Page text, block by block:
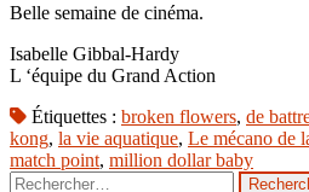
Belle semaine de cinéma.
Isabelle Gibbal-Hardy
L ‘équipe du Grand Action
Étiquettes : broken flowers, de
kong, la vie aquatique, Le mécano de
match point, million dollar baby
Rechercher :